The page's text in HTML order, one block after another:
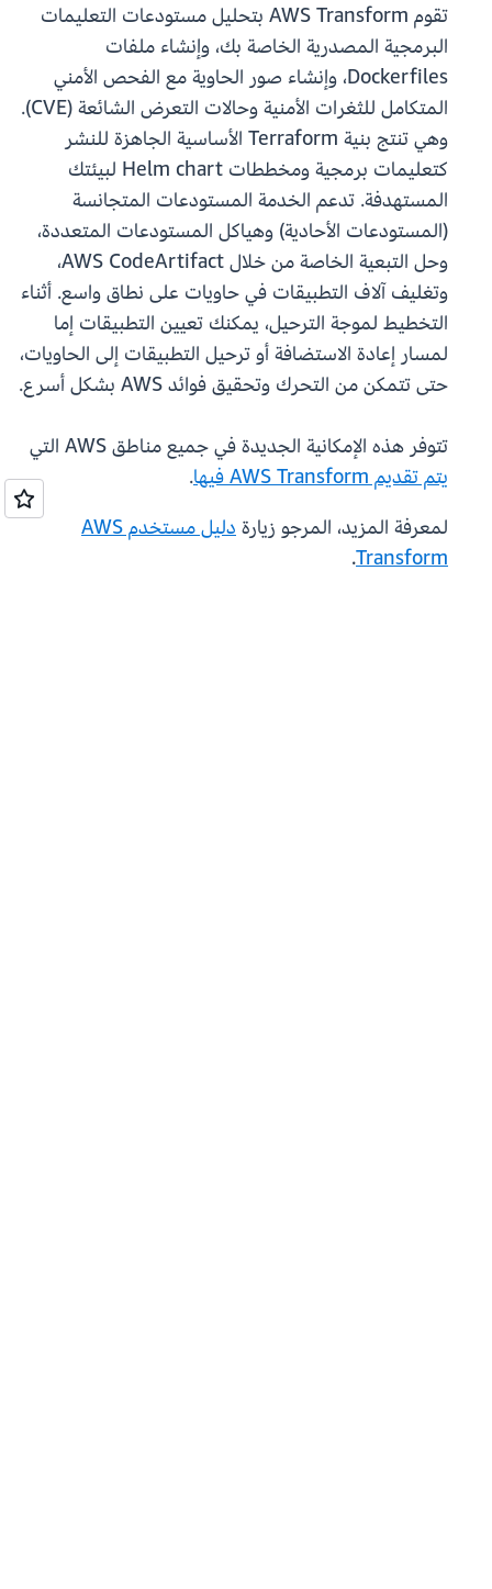
تقوم AWS Transform بتحليل مستودعات التعليمات
البرمجية المصدرية الخاصة بك، وإنشاء ملفات
Dockerfiles، وإنشاء صور الحاوية مع الفحص الأمني
المتكامل للثغرات الأمنية وحالات التعرض الشائعة (CVE).
وهي تنتج بنية Terraform الأساسية الجاهزة للنشر
كتعليمات برمجية ومخططات Helm chart لبيئتك
المستهدفة. تدعم الخدمة المستودعات المتجانسة
(المستودعات الأحادية) وهياكل المستودعات المتعددة،
وحل التبعية الخاصة من خلال AWS CodeArtifact،
وتغليف آلاف التطبيقات في حاويات على نطاق واسع. أثناء
التخطيط لموجة الترحيل، يمكنك تعيين التطبيقات إما
لمسار إعادة الاستضافة أو ترحيل التطبيقات إلى الحاويات،
حتى تتمكن من التحرك وتحقيق فوائد AWS بشكل أسرع.
تتوفر هذه الإمكانية الجديدة في جميع مناطق AWS التي
يتم تقديم AWS Transform فيها
.
لمعرفة المزيد، المرجو زيارة
دليل مستخدم AWS
Transform
.